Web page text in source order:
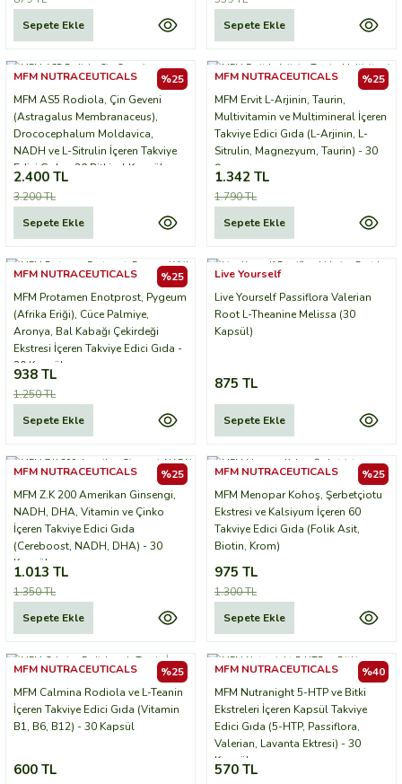
Sepete Ekle
Sepete Ekle
%25
MFM NUTRACEUTICALS
MFM AS5 Rodiola, Çin Geveni
(Astragalus Membranaceus),
Drococephalum Moldavica,
NADH ve L-Sitrulin İçeren Takviye
Edici Gıda - 30 Bitkisel Kapsül
2.400 TL
3.200 TL
Sepete Ekle
%25
MFM NUTRACEUTICALS
MFM Ervit L-Arjinin, Taurin,
Multivitamin ve Multimineral İçeren
Takviye Edici Gıda (L-Arjinin, L-
Sitrulin, Magnezyum, Taurin) - 30
Şase
1.342 TL
1.790 TL
Sepete Ekle
%25
MFM NUTRACEUTICALS
MFM Protamen Enotprost, Pygeum
(Afrika Eriği), Cüce Palmiye,
Aronya, Bal Kabağı Çekirdeği
Ekstresi İçeren Takviye Edici Gıda -
30 Kapsül
938 TL
1.250 TL
Sepete Ekle
Live Yourself
Live Yourself Passiflora Valerian
Root L-Theanine Melissa (30
Kapsül)
875 TL
Sepete Ekle
%25
MFM NUTRACEUTICALS
MFM Z.K 200 Amerikan Ginsengi,
NADH, DHA, Vitamin ve Çinko
İçeren Takviye Edici Gıda
(Cereboost, NADH, DHA) - 30
Kapsül
1.013 TL
1.350 TL
Sepete Ekle
%25
MFM NUTRACEUTICALS
MFM Menopar Kohoş, Şerbetçiotu
Ekstresi ve Kalsiyum İçeren 60
Takviye Edici Gıda (Folik Asit,
Biotin, Krom)
975 TL
1.300 TL
Sepete Ekle
%25
MFM NUTRACEUTICALS
MFM Calmina Rodiola ve L-Teanin
İçeren Takviye Edici Gıda (Vitamin
B1, B6, B12) - 30 Kapsül
600 TL
%40
MFM NUTRACEUTICALS
MFM Nutranight 5-HTP ve Bitki
Ekstreleri İçeren Kapsül Takviye
Edici Gıda (5-HTP, Passiflora,
Valerian, Lavanta Ektresi) - 30
Kapsül
570 TL